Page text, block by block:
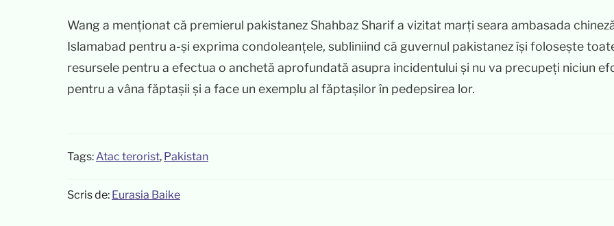
Wang a menționat că premierul pakistanez Shahbaz Sharif a vizitat marți seara ambasada
Islamabad pentru a-și exprima condoleanțele, subliniind că guvernul pakistanez își folosește
resursele pentru a efectua o anchetă aprofundată asupra incidentului și nu va precupeți niciun
pentru a vâna făptașii și a face un exemplu al făptașilor în pedepsirea lor.
Tags: Atac terorist, Pakistan
Scris de: Eurasia Baike